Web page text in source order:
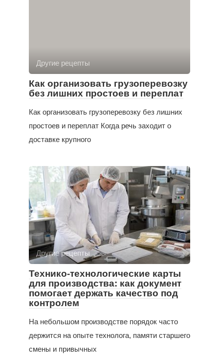
Другие рецепты
Как организовать грузоперевозку
без лишних простоев и переплат
Как организовать грузоперевозку без лишних
простоев и переплат Когда речь заходит о
доставке крупного
Другие рецепты
Технико-технологические карты
для производства: как документ
помогает держать качество под
контролем
На небольшом производстве порядок часто
держится на опыте технолога, памяти старшего
смены и привычных